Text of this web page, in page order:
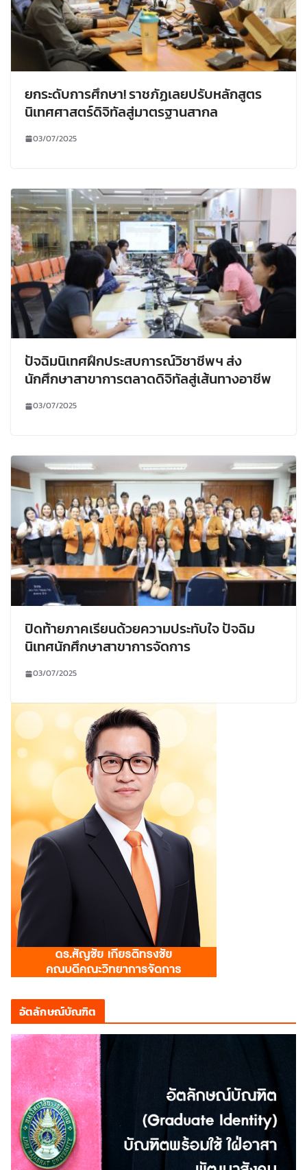
ยกระดับการศึกษา! ราชภัฏเลยปรับหลักสูตร
นิเทศศาสตร์ดิจิทัลสู่มาตรฐานสากล
03/07/2025
ปัจฉิมนิเทศฝึกประสบการณ์วิชาชีพฯ ส่ง
นักศึกษาสาขาการตลาดดิจิทัลสู่เส้นทางอาชีพ
03/07/2025
ปิดท้ายภาคเรียนด้วยความประทับใจ ปัจฉิม
นิเทศนักศึกษาสาขาการจัดการ
03/07/2025
อัตลักษณ์บัณฑิต